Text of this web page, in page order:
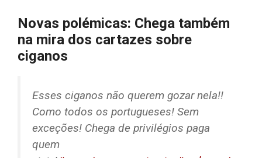
Novas polémicas: Chega também
na mira dos cartazes sobre
ciganos
Esses ciganos não querem gozar nela!!
Como todos os portugueses! Sem
exceções! Chega de privilégios paga
quem